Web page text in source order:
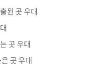
된 곳 우대
곳 우대
곳 우대